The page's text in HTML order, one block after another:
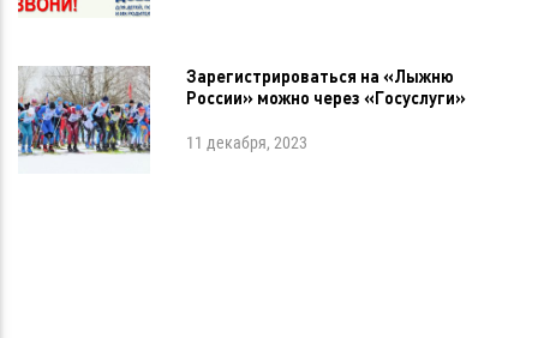
Зарегистрироваться на «Лыжню
России» можно через «Госуслуги»
11 декабря, 2023